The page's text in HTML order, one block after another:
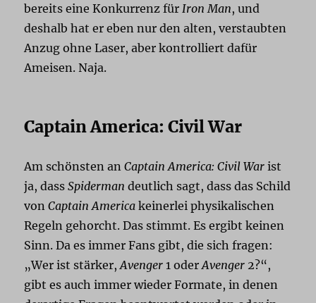
bereits eine Konkurrenz für Iron Man, und
deshalb hat er eben nur den alten, verstaubten
Anzug ohne Laser, aber kontrolliert dafür
Ameisen. Naja.
Captain America: Civil War
Am schönsten anCaptain America: Civil War ist
ja, dassSpiderman deutlich sagt, dass das Schild
vonCaptain America keinerlei physikalischen
Regeln gehorcht. Das stimmt. Es ergibt keinen
Sinn. Da es immer Fans gibt, die sich fragen:
„Wer ist stärker,Avenger 1 oderAvenger 2?“,
gibt es auch immer wieder Formate, in denen